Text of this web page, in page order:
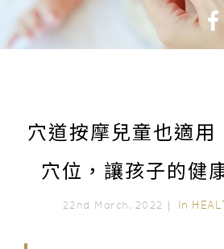
穴道按摩兒童也適用
穴位，讓孩子的健
22nd March, 2022｜ In